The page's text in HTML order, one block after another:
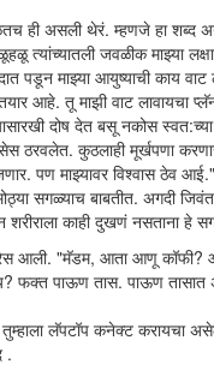
ही असली थेरं. म्हणजे हा शब्द
त्यांच्यातली जवळीक
पडून माझ्या आयुष्याची काय
आहे. तू माझी वाट लावायचा
दोष देत बसू नकोस
ठरवलेत. कुठलाही मूर्खपणा
पण माझ्यावर विश्वास ठेव
सगळ्याच बाबतीत. अगदी
काही दुखणं नसताना हे
आली. "मॅडम, आता आणू
पाऊण तास. पाऊण तासात
लॅपटॉप कनेक्ट करायचा
.